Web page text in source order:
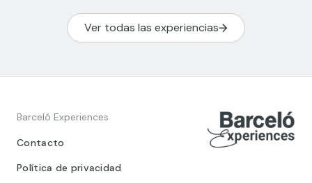
Ver todas las experiencias
Barceló Experiences
Contacto
Política de privacidad